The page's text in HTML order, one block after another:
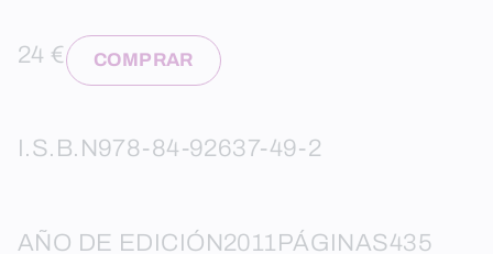
24 € COMPRAR
I.S.B.N978-84-92637-49-2
AÑO DE EDICIÓN2011PÁGINAS435